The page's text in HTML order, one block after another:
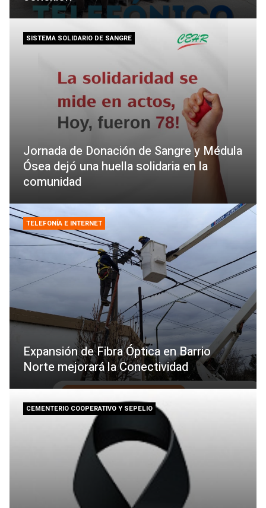
SISTEMA SOLIDARIO DE SANGRE
Jornada de Donación de Sangre y Médula
Ósea dejó una huella solidaria en la
comunidad
TELEFONÍA E INTERNET
Expansión de Fibra Óptica en Barrio
Norte mejorará la Conectividad
CEMENTERIO COOPERATIVO Y SEPELIO